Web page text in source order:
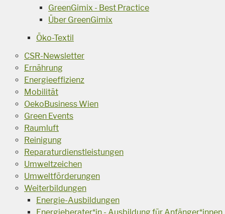
GreenGimix - Best Practice
Über GreenGimix
Öko-Textil
CSR-Newsletter
Ernährung
Energieeffizienz
Mobilität
OekoBusiness Wien
Green Events
Raumluft
Reinigung
Reparaturdienstleistungen
Umweltzeichen
Umweltförderungen
Weiterbildungen
Energie-Ausbildungen
Energieberater*in - Ausbildung für Anfänger*innen